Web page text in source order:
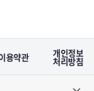
용약관 개인정보
처리방침